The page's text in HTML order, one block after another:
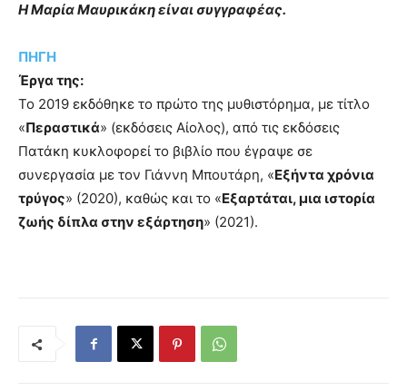
Η Μαρία Μαυρικάκη είναι συγγραφέας.
ΠΗΓΗ
Έργα της:
Το 2019 εκδόθηκε το πρώτο της μυθιστόρημα, με τίτλο
«Περαστικά» (εκδόσεις Αίολος), από τις εκδόσεις
Πατάκη κυκλοφορεί το βιβλίο που έγραψε σε
συνεργασία με τον Γιάννη Μπουτάρη, «Εξήντα χρόνια
τρύγος» (2020), καθώς και το «Εξαρτάται, μια ιστορία
ζωής δίπλα στην εξάρτηση» (2021).